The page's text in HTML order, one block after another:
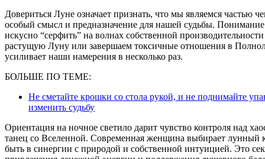
Довериться Луне означает признать, что мы являемся частью
особый смысл и предназначение для нашей судьбы.
искусно “серфить” на волнах собственной
растущую Луну или завершаем токсичные отношения в
усиливает наши намерения в несколько раз.
БОЛЬШЕ ПО ТЕМЕ:
Не сметайте крошки со стола рукой, и не поднимайте
изменить судьбу
Ориентация на ночное светило дарит чувство контроля над
танец со Вселенной. Современная женщина выбирает лунный
быть в синергии с природой и собственной интуицией. Это